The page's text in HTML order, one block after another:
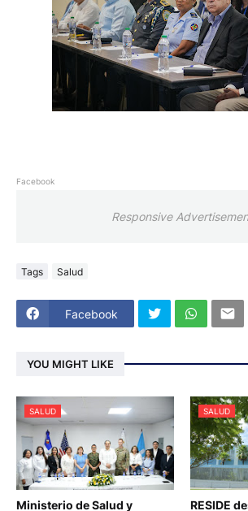
Facebook
Responsive
Tags Salud
Facebook
YOU MIGHT LIKE
SALUD
Ministerio de Salud y
SALUD
RESIDE